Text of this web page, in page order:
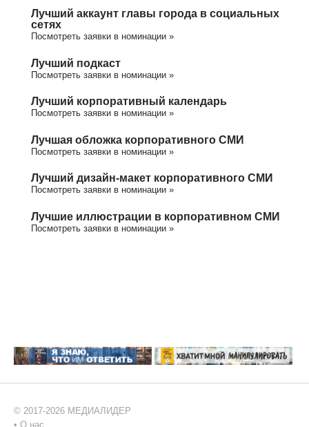
Лучший аккаунт главы города в социальных
сетях
Посмотреть заявки в номинации »
Лучший подкаст
Посмотреть заявки в номинации »
Лучший корпоративный календарь
Посмотреть заявки в номинации »
Лучшая обложка корпоративного СМИ
Посмотреть заявки в номинации »
Лучший дизайн-макет корпоративного СМИ
Посмотреть заявки в номинации »
Лучшие иллюстрации в корпоративном СМИ
Посмотреть заявки в номинации »
© 2017-2026 МЕДИАЛИДЕР
• О нас